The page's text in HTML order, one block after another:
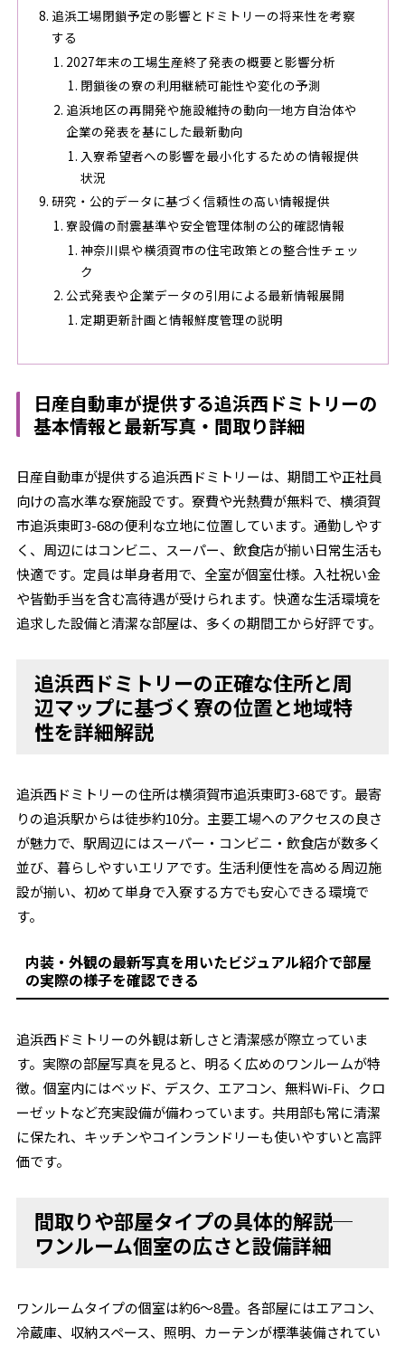
追浜工場閉鎖予定の影響とドミトリーの将来性を考察
する
2027年末の工場生産終了発表の概要と影響分析
閉鎖後の寮の利用継続可能性や変化の予測
追浜地区の再開発や施設維持の動向─地方自治体や
企業の発表を基にした最新動向
入寮希望者への影響を最小化するための情報提供
状況
研究・公的データに基づく信頼性の高い情報提供
寮設備の耐震基準や安全管理体制の公的確認情報
神奈川県や横須賀市の住宅政策との整合性チェッ
ク
公式発表や企業データの引用による最新情報展開
定期更新計画と情報鮮度管理の説明
日産自動車が提供する追浜西ドミトリーの
基本情報と最新写真・間取り詳細
日産自動車が提供する追浜西ドミトリーは、期間工や正社員
向けの高水準な寮施設です。寮費や光熱費が無料で、横須賀
市追浜東町3-68の便利な立地に位置しています。通勤しやす
く、周辺にはコンビニ、スーパー、飲食店が揃い日常生活も
快適です。定員は単身者用で、全室が個室仕様。入社祝い金
や皆勤手当を含む高待遇が受けられます。快適な生活環境を
追求した設備と清潔な部屋は、多くの期間工から好評です。
追浜西ドミトリーの正確な住所と周
辺マップに基づく寮の位置と地域特
性を詳細解説
追浜西ドミトリーの住所は横須賀市追浜東町3-68です。最寄
りの追浜駅からは徒歩約10分。主要工場へのアクセスの良さ
が魅力で、駅周辺にはスーパー・コンビニ・飲食店が数多く
並び、暮らしやすいエリアです。生活利便性を高める周辺施
設が揃い、初めて単身で入寮する方でも安心できる環境で
す。
内装・外観の最新写真を用いたビジュアル紹介で部屋
の実際の様子を確認できる
追浜西ドミトリーの外観は新しさと清潔感が際立っていま
す。実際の部屋写真を見ると、明るく広めのワンルームが特
徴。個室内にはベッド、デスク、エアコン、無料Wi-Fi、クロ
ーゼットなど充実設備が備わっています。共用部も常に清潔
に保たれ、キッチンやコインランドリーも使いやすいと高評
価です。
間取りや部屋タイプの具体的解説─
ワンルーム個室の広さと設備詳細
ワンルームタイプの個室は約6～8畳。各部屋にはエアコン、
冷蔵庫、収納スペース、照明、カーテンが標準装備されてい